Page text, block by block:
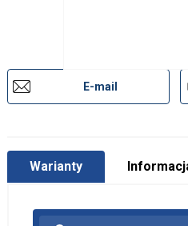
E-mail
Warianty